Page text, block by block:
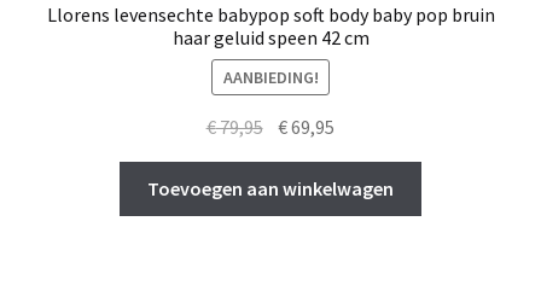
Llorens levensechte babypop soft body baby pop bruin
haar geluid speen 42 cm
AANBIEDING!
€79,95 Oorspronkelijke
was:
€ 79,95.
€69,95
is:
€ 69,95.
Toevoegen aan winkelwagen